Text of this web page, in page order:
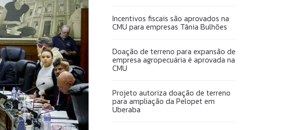
Incentivos fiscais são aprovados na
CMU para empresas Tânia Bulhões
Doação de terreno para expansão de
empresa agropecuária é aprovada na
CMU
Projeto autoriza doação de terreno
para ampliação da Pelopet em
Uberaba